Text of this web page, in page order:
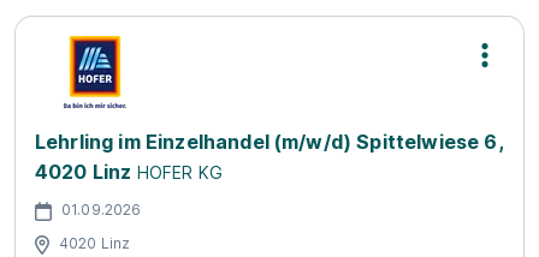
Lehrling im Einzelhandel (m/w/d) Spittelwiese 6,
4020 Linz HOFER KG
01.09.2026
4020 Linz